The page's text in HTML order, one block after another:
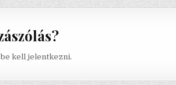
be kell jelentkezni.